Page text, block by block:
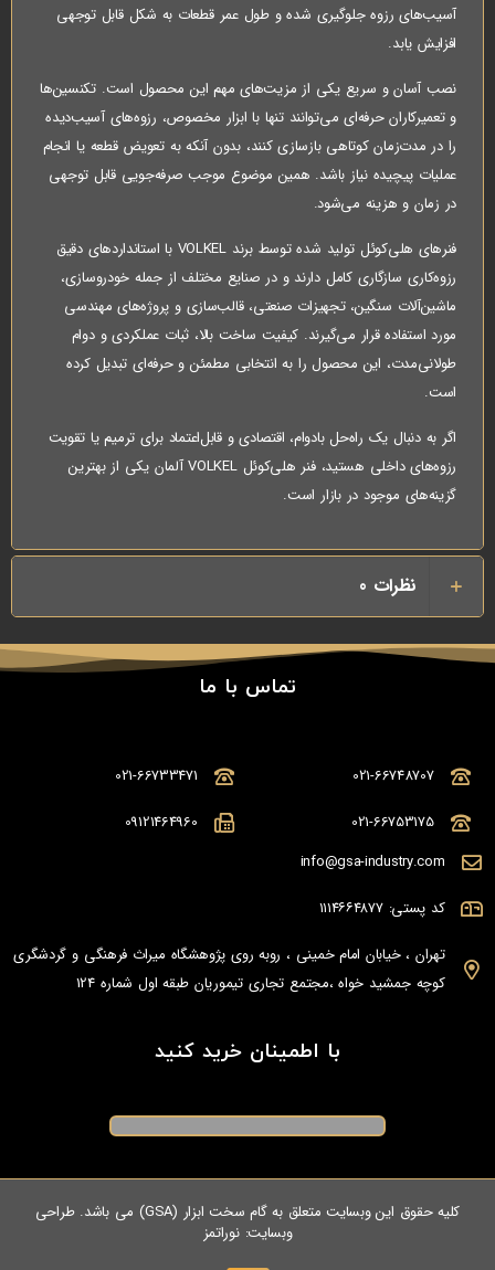
آسیب‌های رزوه جلوگیری شده و طول عمر قطعات به شکل قابل توجهی
افزایش یابد.
نصب آسان و سریع یکی از مزیت‌های مهم این محصول است. تکنسین‌ها
و تعمیرکاران حرفه‌ای می‌توانند تنها با ابزار مخصوص، رزوه‌های آسیب‌دیده
را در مدت‌زمان کوتاهی بازسازی کنند، بدون آنکه به تعویض قطعه یا انجام
عملیات پیچیده نیاز باشد. همین موضوع موجب صرفه‌جویی قابل توجهی
در زمان و هزینه می‌شود.
فنرهای هلی‌کوئل تولید شده توسط برند VOLKEL با استانداردهای دقیق
رزوه‌کاری سازگاری کامل دارند و در صنایع مختلف از جمله خودروسازی،
ماشین‌آلات سنگین، تجهیزات صنعتی، قالب‌سازی و پروژه‌های مهندسی
مورد استفاده قرار می‌گیرند. کیفیت ساخت بالا، ثبات عملکردی و دوام
طولانی‌مدت، این محصول را به انتخابی مطمئن و حرفه‌ای تبدیل کرده
است.
اگر به دنبال یک راه‌حل بادوام، اقتصادی و قابل‌اعتماد برای ترمیم یا تقویت
رزوه‌های داخلی هستید، فنر هلی‌کوئل VOLKEL آلمان یکی از بهترین
گزینه‌های موجود در بازار است.
نظرات 0
تماس با ما
021-66748707
021-66753175
021-66733471
09121464960
info@gsa-industry.com
کد پستی: ۱۱۱۴۶۶۴۸۷۷
تهران ، خیابان امام خمینی ، روبه روی پژوهشگاه میراث فرهنگی و گردشگری
کوچه جمشید خواه ،مجتمع تجاری تیموریان طبقه اول شماره 124
با اطمینان خرید کنید
کلیه حقوق این وبسایت متعلق به گام سخت ابزار (GSA) می باشد. طراحی
وبسایت:نوراتمز